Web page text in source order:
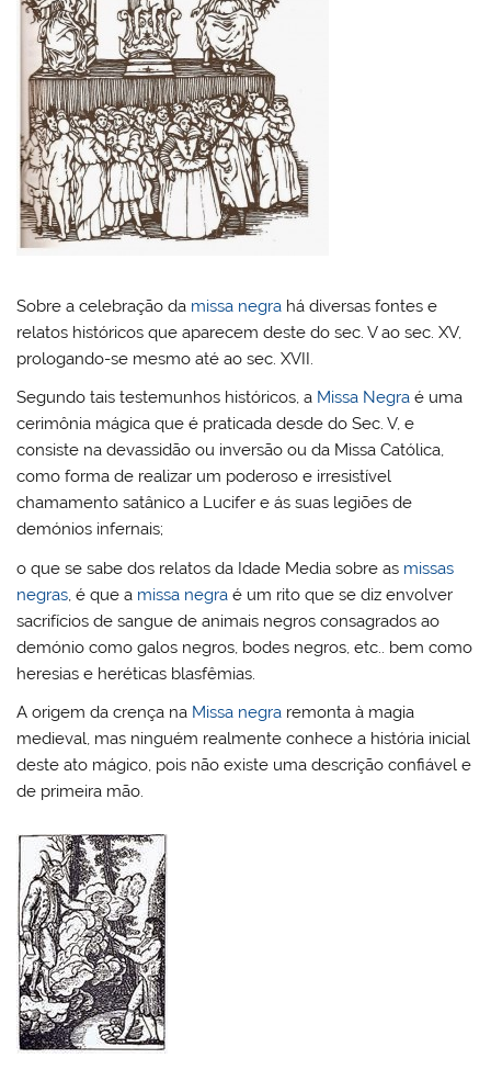
Sobre a celebração da missa negra há diversas fontes e
relatos históricos que aparecem deste do sec. V ao sec. XV,
prologando-se mesmo até ao sec. XVII.
Segundo tais testemunhos históricos, a Missa Negra é uma
cerimônia mágica que é praticada desde do Sec. V, e
consiste na devassidão ou inversão ou da Missa Católica,
como forma de realizar um poderoso e irresistível
chamamento satânico a Lucifer e ás suas legiões de
demónios infernais;
o que se sabe dos relatos da Idade Media sobre as missas
negras , é que a missa negra é um rito que se diz envolver
sacrifícios de sangue de animais negros consagrados ao
demónio como galos negros, bodes negros, etc.. bem como
heresias e heréticas blasfêmias.
A origem da crença na Missa negra remonta à magia
medieval, mas ninguém realmente conhece a história inicial
deste ato mágico, pois não existe uma descrição confiável e
de primeira mão.